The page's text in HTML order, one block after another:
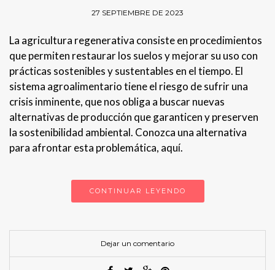
27 SEPTIEMBRE DE 2023
La agricultura regenerativa consiste en procedimientos
que permiten restaurar los suelos y mejorar su uso con
prácticas sostenibles y sustentables en el tiempo. El
sistema agroalimentario tiene el riesgo de sufrir una
crisis inminente, que nos obliga a buscar nuevas
alternativas de producción que garanticen y preserven
la sostenibilidad ambiental. Conozca una alternativa
para afrontar esta problemática, aquí.
CONTINUAR LEYENDO
Dejar un comentario